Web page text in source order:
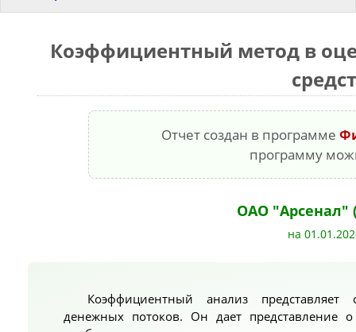
Коэффициентный метод в
Отчет создан в программе
программу
ОАО "Арсенал"
на
Коэффициентный анализ
денежных потоков. Он дает представление